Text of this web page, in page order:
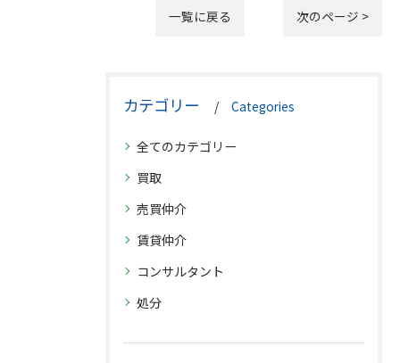
一覧に戻る 次のページ >
カテゴリー Categories
全てのカテゴリー
買取
売買仲介
賃貸仲介
コンサルタント
処分